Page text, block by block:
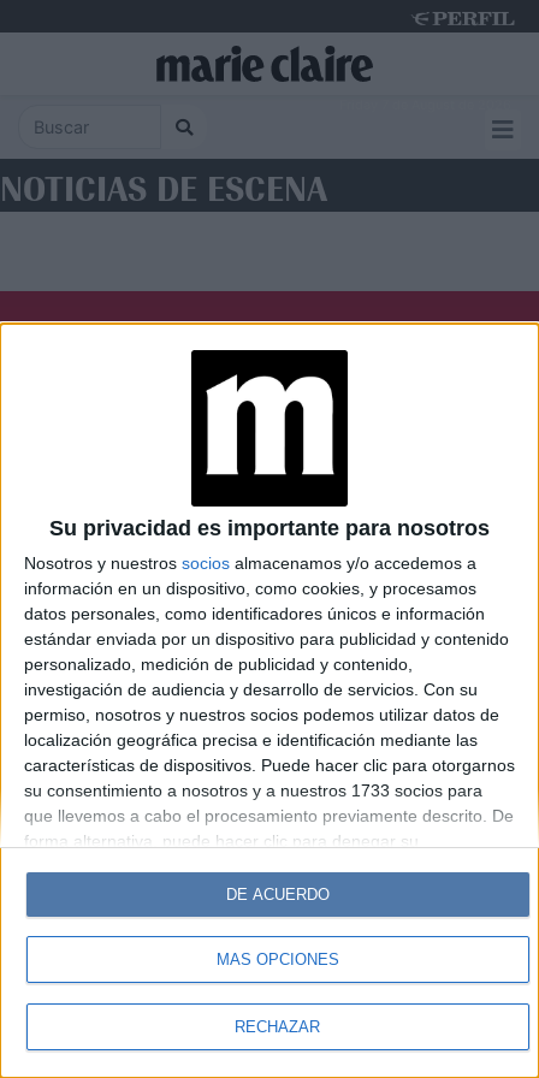
Su privacidad es importante para nosotros
Nosotros y nuestros socios almacenamos y/o accedemos a
información en un dispositivo, como cookies, y procesamos
datos personales, como identificadores únicos e información
estándar enviada por un dispositivo para publicidad y contenido
personalizado, medición de publicidad y contenido,
investigación de audiencia y desarrollo de servicios. Con su
permiso, nosotros y nuestros socios podemos utilizar datos de
localización geográfica precisa e identificación mediante las
características de dispositivos. Puede hacer clic para otorgarnos
su consentimiento a nosotros y a nuestros 1733 socios para
que llevemos a cabo el procesamiento previamente descrito. De
forma alternativa, puede hacer clic para denegar su
cambiar sus preferencias antes de otorgar su consentimiento.
Tenga en cuenta que algún procesamiento de sus datos
personales puede no requerir de su consentimiento, pero usted
tiene el derecho de rechazar tal procesamiento. Sus
sus preferencias o retirar su consentimiento en cualquier
MÁS OPCIONES
RECHAZAR
DE ACUERDO
NOTICIAS DE ESCENA
Caras Noticias
Weekend Parabrisas
Look
Luz Mía Lunateen Break BATimes
© Perfil.com 2006-2019 - Todos los derechos reservados
Registro de Propiedad Intelectual: Nro. 5346433